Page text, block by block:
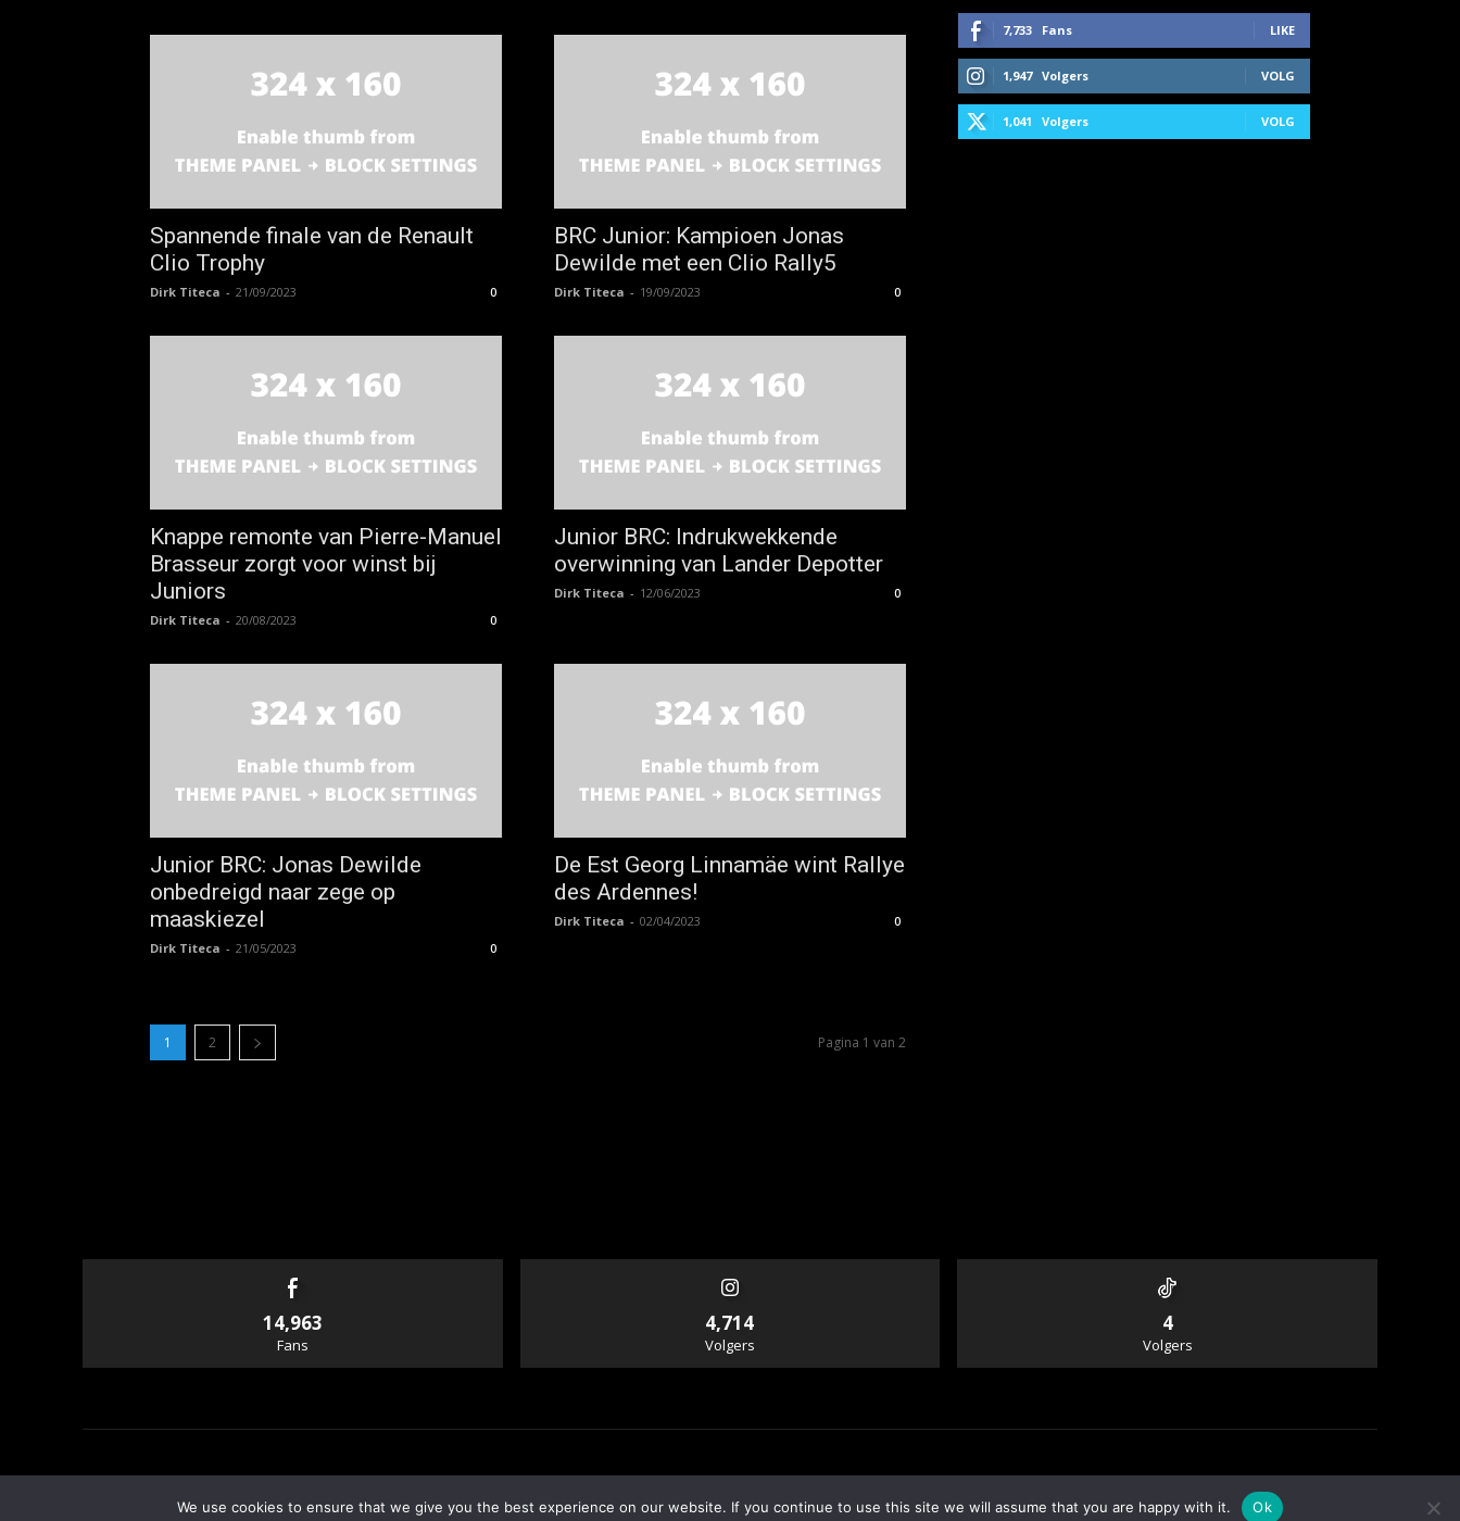
Spannende finale van de Renault
Clio Trophy
Dirk Titeca - 21/09/2023 0
BRC Junior: Kampioen Jonas
Dewilde met een Clio Rally5
Dirk Titeca - 19/09/2023 0
Knappe remonte van Pierre-Manuel
Brasseur zorgt voor winst bij
Juniors
Dirk Titeca - 20/08/2023 0
Junior BRC: Indrukwekkende
overwinning van Lander Depotter
Dirk Titeca - 12/06/2023 0
Junior BRC: Jonas Dewilde
onbedreigd naar zege op
maaskiezel
Dirk Titeca - 21/05/2023 0
De Est Georg Linnamäe wint Rallye
des Ardennes!
Dirk Titeca - 02/04/2023 0
1 2 Pagina 1 van 2
7,733 Fans LIKE
1,947 Volgers VOLG
1,041 Volgers VOLG
14,963
Fans
4,714
Volgers
4
Volgers
Info & Contact
We use cookies to ensure that we give you the best experience on our website. If you continue to use this site we will assume that you are happy with it. Ok